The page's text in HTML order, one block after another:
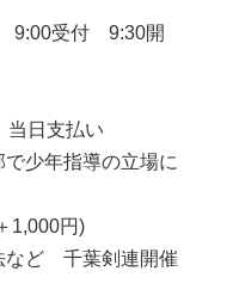
9:00受付 9:30開
日支払い
少年指導の立場に
1,000円)
など 千葉剣連開催